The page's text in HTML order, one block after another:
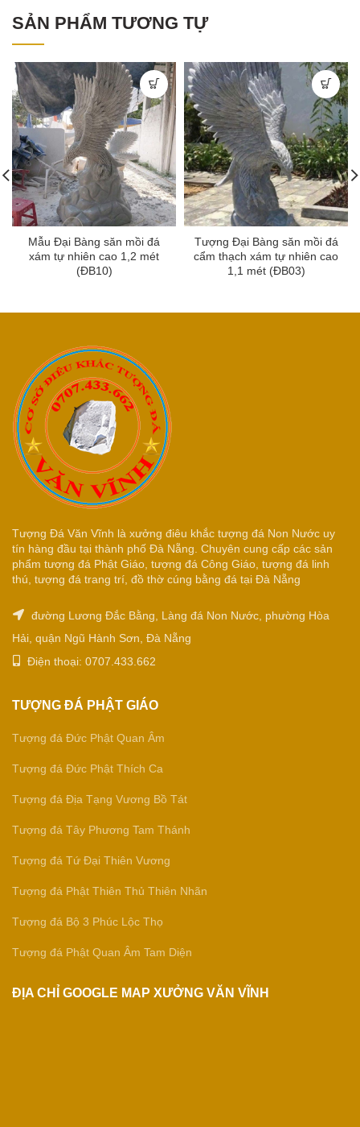
SẢN PHẨM TƯƠNG TỰ
Mẫu Đại Bàng săn mồi đá
xám tự nhiên cao 1,2 mét
(ĐB10)
Tượng Đại Bàng săn mồi đá
cẩm thạch xám tự nhiên cao
1,1 mét (ĐB03)
Tượng Đá Văn Vĩnh là xưởng điêu khắc tượng đá Non Nước uy
tín hàng đầu tại thành phố Đà Nẵng. Chuyên cung cấp các sản
phẩm tượng đá Phật Giáo, tượng đá Công Giáo, tượng đá linh
thú, tượng đá trang trí, đồ thờ cúng bằng đá tại Đà Nẵng
đường Lương Đắc Bằng, Làng đá Non Nước, phường Hòa
Hải, quận Ngũ Hành Sơn, Đà Nẵng
Điện thoại: 0707.433.662
TƯỢNG ĐÁ PHẬT GIÁO
Tượng đá Đức Phật Quan Âm
Tượng đá Đức Phật Thích Ca
Tượng đá Địa Tạng Vương Bồ Tát
Tượng đá Tây Phương Tam Thánh
Tượng đá Tứ Đại Thiên Vương
Tượng đá Phật Thiên Thủ Thiên Nhãn
Tượng đá Bộ 3 Phúc Lộc Thọ
Tượng đá Phật Quan Âm Tam Diện
ĐỊA CHỈ GOOGLE MAP XƯỞNG VĂN VĨNH